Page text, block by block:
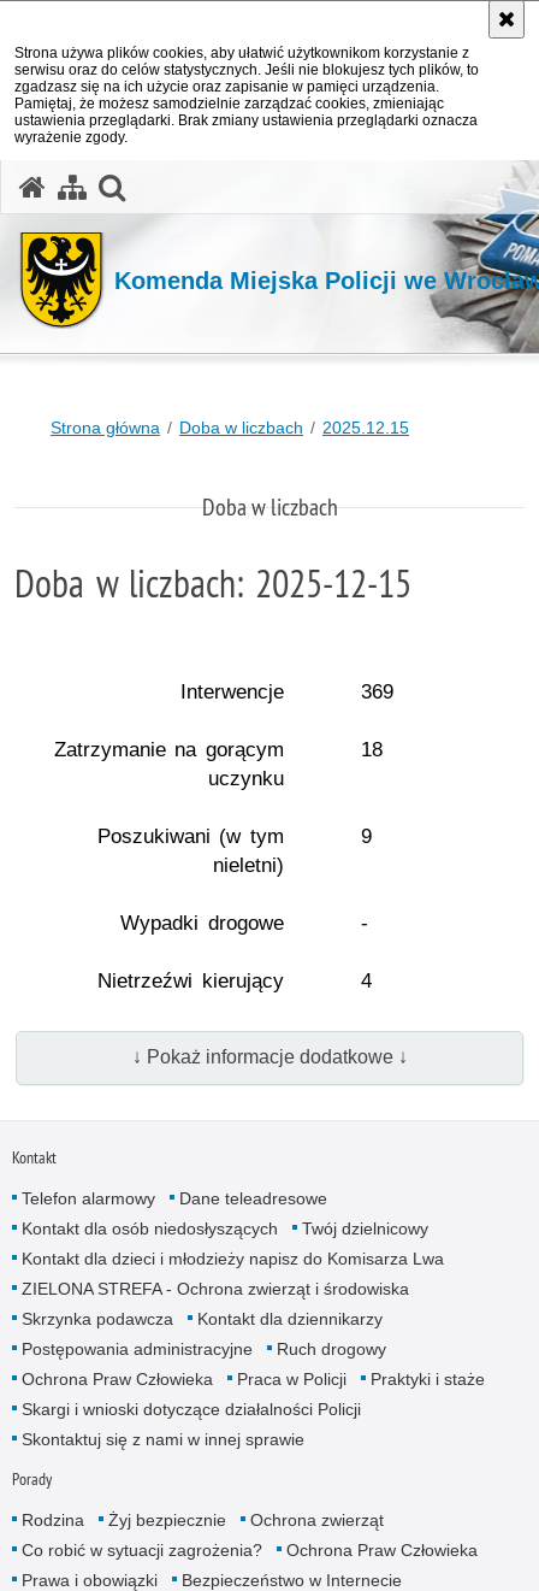
Strona używa plików cookies, aby ułatwić użytkownikom korzystanie z
serwisu oraz do celów statystycznych. Jeśli nie blokujesz tych plików, to
zgadzasz się na ich użycie oraz zapisanie w pamięci urządzenia.
Pamiętaj, że możesz samodzielnie zarządzać cookies, zmieniając
ustawienia przeglądarki. Brak zmiany ustawienia przeglądarki oznacza
wyrażenie zgody.
Komenda Miejska Policji we
Strona główna Doba w liczbach 2025.12.15
Doba w liczbach
Doba w liczbach: 2025-12-15
Interwencje 369
Zatrzymanie na gorącym
uczynku
18
Poszukiwani (w tym
nieletni)
9
Wypadki drogowe -
Nietrzeźwi kierujący 4
↓ Pokaż informacje dodatkowe ↓
Kontakt
Telefon alarmowy
Dane teleadresowe
Kontakt dla osób niedosłyszących
Twój dzielnicowy
Kontakt dla dzieci i młodzieży napisz do Komisarza Lwa
ZIELONA STREFA - Ochrona zwierząt i środowiska
Skrzynka podawcza
Kontakt dla dziennikarzy
Postępowania administracyjne
Ruch drogowy
Ochrona Praw Człowieka
Praca w Policji
Praktyki i staże
Skargi i wnioski dotyczące działalności Policji
Skontaktuj się z nami w innej sprawie
Porady
Rodzina Żyj bezpiecznie
Ochrona zwierząt
Co robić w sytuacji zagrożenia?
Ochrona Praw Człowieka
Prawa i obowiązki
Bezpieczeństwo w Internecie